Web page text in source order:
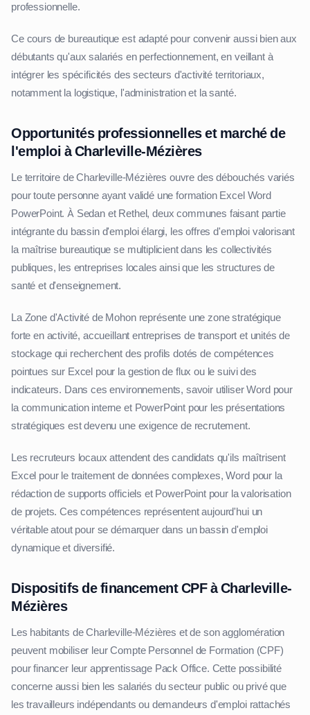
professionnelle.
Ce cours de bureautique est adapté pour convenir aussi bien aux
débutants qu'aux salariés en perfectionnement, en veillant à
intégrer les spécificités des secteurs d'activité territoriaux,
notamment la logistique, l'administration et la santé.
Opportunités professionnelles et marché de
l'emploi à Charleville-Mézières
Le territoire de Charleville-Mézières ouvre des débouchés variés
pour toute personne ayant validé une formation Excel Word
PowerPoint. À Sedan et Rethel, deux communes faisant partie
intégrante du bassin d'emploi élargi, les offres d'emploi valorisant
la maîtrise bureautique se multiplicient dans les collectivités
publiques, les entreprises locales ainsi que les structures de
santé et d'enseignement.
La Zone d'Activité de Mohon représente une zone stratégique
forte en activité, accueillant entreprises de transport et unités de
stockage qui recherchent des profils dotés de compétences
pointues sur Excel pour la gestion de flux ou le suivi des
indicateurs. Dans ces environnements, savoir utiliser Word pour
la communication interne et PowerPoint pour les présentations
stratégiques est devenu une exigence de recrutement.
Les recruteurs locaux attendent des candidats qu'ils maîtrisent
Excel pour le traitement de données complexes, Word pour la
rédaction de supports officiels et PowerPoint pour la valorisation
de projets. Ces compétences représentent aujourd'hui un
véritable atout pour se démarquer dans un bassin d'emploi
dynamique et diversifié.
Dispositifs de financement CPF à Charleville-
Mézières
Les habitants de Charleville-Mézières et de son agglomération
peuvent mobiliser leur Compte Personnel de Formation (CPF)
pour financer leur apprentissage Pack Office. Cette possibilité
concerne aussi bien les salariés du secteur public ou privé que
les travailleurs indépendants ou demandeurs d'emploi rattachés